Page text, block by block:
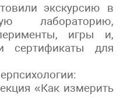
экскурсию в
лабораторию,
игры и,
сертификаты для
«Как измерить